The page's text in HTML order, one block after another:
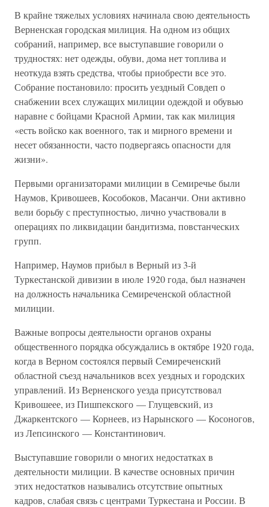
В крайне тяжелых условиях начинала свою деятельность
Верненская городская милиция. На одном из общих
собраний, например, все выступавшие говорили о
трудностях: нет одежды, обуви, дома нет топлива и
неоткуда взять средства, чтобы приобрести все это.
Собрание постановило: просить уездный Совдеп о
снабжении всех служащих милиции одеждой и обувью
наравне с бойцами Красной Армии, так как милиция
«есть войско как военного, так и мирного времени и
несет обязанности, часто подвергаясь опасности для
жизни».
Первыми организаторами милиции в Семиречье были
Наумов, Кривошеев, Кособоков, Масанчи. Они активно
вели борьбу с преступностью, лично участвовали в
операциях по ликвидации бандитизма, повстанческих
групп.
Например, Наумов прибыл в Верный из 3-й
Туркестанской дивизии в июле 1920 года, был назначен
на должность начальника Семиреченской областной
милиции.
Важные вопросы деятельности органов охраны
общественного порядка обсуждались в октябре 1920 года,
когда в Верном состоялся первый Семиреченский
областной съезд начальников всех уездных и городских
управлений. Из Верненского уезда присутствовал
Кривошеее, из Пишпекского — Глущевский, из
Джаркентского — Корнеев, из Нарынского — Косоногов,
из Лепсинского — Константинович.
Выступавшие говорили о многих недостатках в
деятельности милиции. В качестве основных причин
этих недостатков назывались отсутствие опытных
кадров, слабая связь с центрами Туркестана и России. В